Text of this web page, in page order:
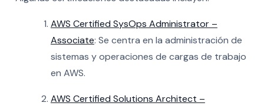
AWS Certified SysOps Administrator –
Associate: Se centra en la administración de
sistemas y operaciones de cargas de trabajo
en AWS.
AWS Certified Solutions Architect –